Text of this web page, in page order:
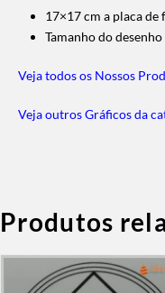
17×17 cm a placa
Tamanho do
Veja todos os Nossos
Veja outros Gráficos da
Produtos